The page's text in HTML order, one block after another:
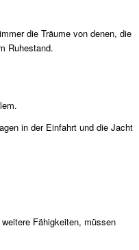
die Träume von denen, die
Ruhestand.
in der Einfahrt und die Jacht
Fähigkeiten, müssen